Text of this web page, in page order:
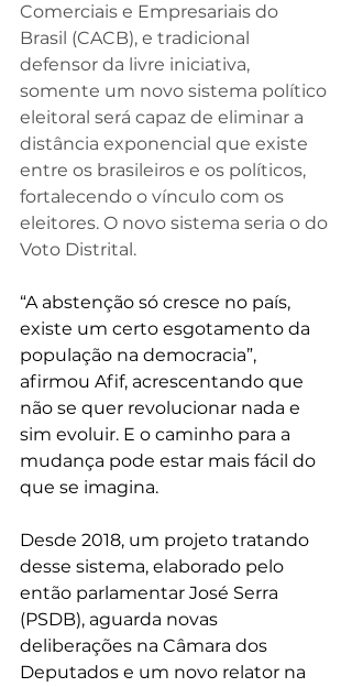
Comerciais e Empresariais do
Brasil (CACB), e tradicional
defensor da livre iniciativa,
somente um novo sistema político
eleitoral será capaz de eliminar a
distância exponencial que existe
entre os brasileiros e os políticos,
fortalecendo o vínculo com os
eleitores. O novo sistema seria o do
Voto Distrital.
“A abstenção só cresce no país,
existe um certo esgotamento da
população na democracia”,
afirmou Afif, acrescentando que
não se quer revolucionar nada e
sim evoluir. E o caminho para a
mudança pode estar mais fácil do
que se imagina.
Desde 2018, um projeto tratando
desse sistema, elaborado pelo
então parlamentar José Serra
(PSDB), aguarda novas
deliberações na Câmara dos
Deputados e um novo relator na